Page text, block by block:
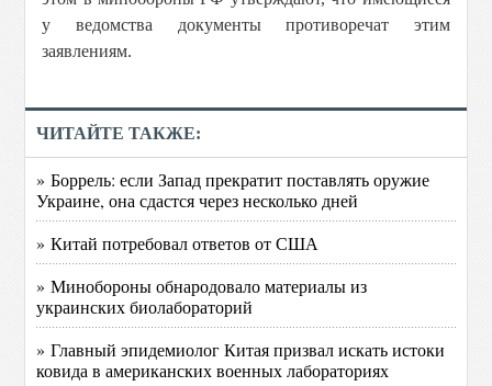
у ведомства документы противоречат этим
заявлениям.
ЧИТАЙТЕ ТАКЖЕ:
» Боррель: если Запад прекратит поставлять оружие
Украине, она сдастся через несколько дней
» Китай потребовал ответов от США
» Минобороны обнародовало материалы из
украинских биолабораторий
» Главный эпидемиолог Китая призвал искать истоки
ковида в американских военных лабораториях